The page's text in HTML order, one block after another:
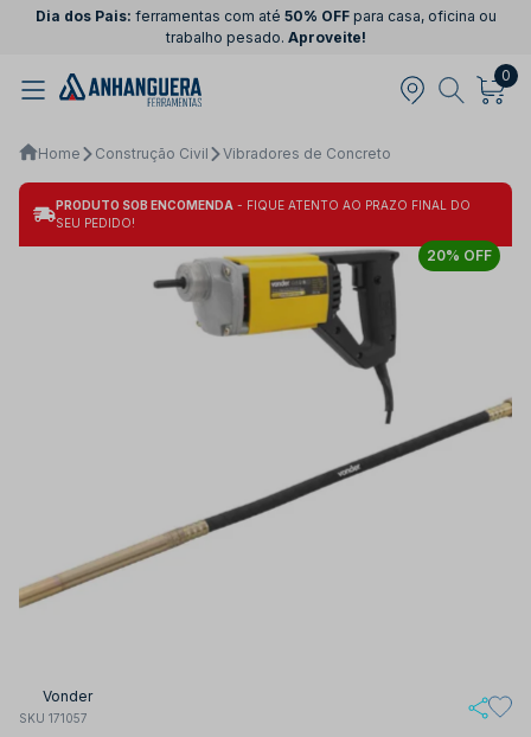
Dia dos Pais: ferramentas com até 50% OFFpara casa, oficina ou
trabalho pesado. Aproveite!
0
Home Construção Civil Vibradores de Concreto
PRODUTO SOB ENCOMENDA - FIQUE ATENTO AO PRAZO FINAL DO
SEU PEDIDO!
20% OFF
Vonder
SKU 171057